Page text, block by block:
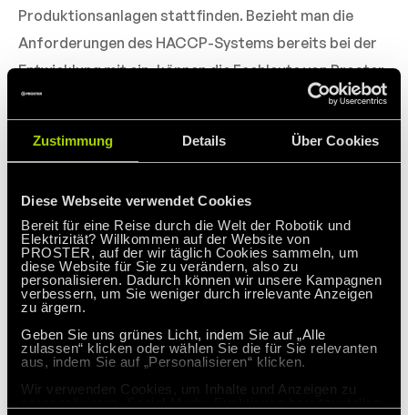
Zustimmung Details Über Cookies
Diese Webseite verwendet Cookies
Bereit für eine Reise durch die Welt der Robotik und
Elektrizität? Willkommen auf der Website von
PROSTER, auf der wir täglich Cookies sammeln, um
diese Website für Sie zu verändern, also zu
personalisieren. Dadurch können wir unsere Kampagnen
verbessern, um Sie weniger durch irrelevante Anzeigen
zu ärgern.
Geben Sie uns grünes Licht, indem Sie auf „Alle
zulassen“ klicken oder wählen Sie die für Sie relevanten
aus, indem Sie auf „Personalisieren“ klicken.
Wir verwenden Cookies, um Inhalte und Anzeigen zu
Produktionsanlagen stattfinden. Bezieht man die
Anforderungen des HACCP-Systems bereits bei der
Entwicklung mit ein, können die Fachleute von Proster
den Einsatz von Teilen und Baugruppen vorsehen, die
den negativen Einfluss der Feuchtigkeit oder
Chemikalien, Ansammlung von Verschmutzungen,
Ein Beispiel ist der Einsatz von Gehäusen der
Verteilungsanlagen aus Edelstahl. Die Korrosion ist
eine derart wichtige Frage, die nicht nur die
Verteilungsanlage selbst (Reduktion der
mechanischen Widerstandsfähigkeit, Robustheit der
ganzen Anlage) sondern ihre direkte Umgebung,
darunter das Produkt auf der Linie, beeinflusst.